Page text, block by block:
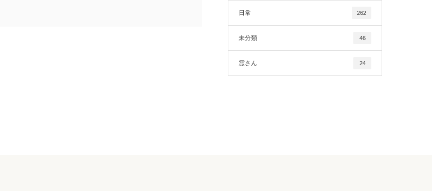
日常 262
未分類 46
霊さん 24